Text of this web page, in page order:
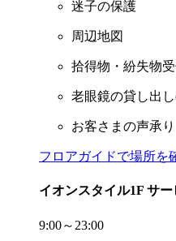
迷子の保護
周辺地図
拾得物・紛失物
老眼鏡の貸し出
お客さまの声承り
フロアガイドで場所を
イオンスタイル1F サ
9:00～23:00